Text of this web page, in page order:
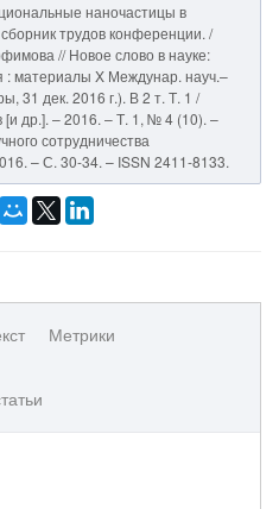
наночастицы в
трудов конференции. /
// Новое слово в науке:
: материалы X Междунар. науч.–
31 дек. 2016 г.). В 2 т. Т. 1 /
др.]. – 2016. – Т. 1, № 4 (10). –
сотрудничества
– С. 30-34. – ISSN 2411-8133.
Метрики